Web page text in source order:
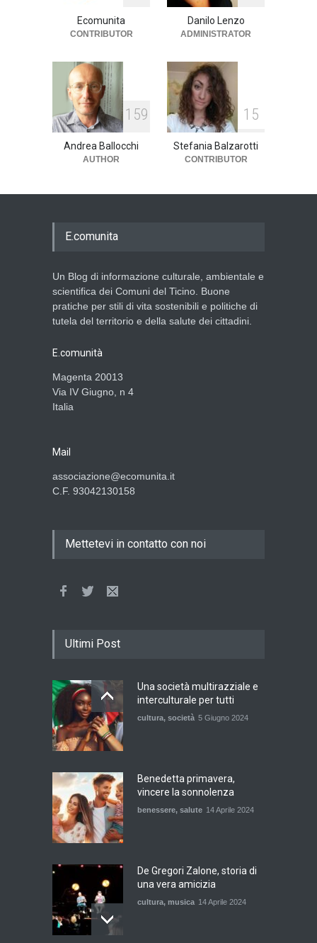
Ecomunita
CONTRIBUTOR
Danilo Lenzo
ADMINISTRATOR
1 59
Andrea Ballocchi
AUTHOR
1 5
Stefania Balzarotti
CONTRIBUTOR
E.comunita
Un Blog di informazione culturale, ambientale e
scientifica dei Comuni del Ticino. Buone
pratiche per stili di vita sostenibili e politiche di
tutela del territorio e della salute dei cittadini.
E.comunità
Magenta 20013
Via IV Giugno, n 4
Italia
Mail
associazione@ecomunita.it
C.F. 93042130158
Mettetevi in contatto con noi
Ultimi Post
Una società multirazziale e
interculturale per tutti
cultura, società 5 Giugno 2024
Benedetta primavera,
vincere la sonnolenza
benessere, salute 14 Aprile 2024
De Gregori Zalone, storia di
una vera amicizia
cultura, musica 14 Aprile 2024